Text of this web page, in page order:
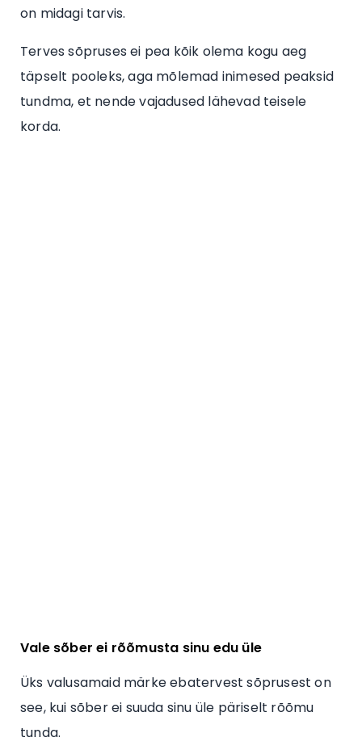
on midagi tarvis.
Terves sõpruses ei pea kõik olema kogu aeg
täpselt pooleks, aga mõlemad inimesed peaksid
tundma, et nende vajadused lähevad teisele
korda.
Vale sõber ei rõõmusta sinu edu üle
Üks valusamaid märke ebatervest sõprusest on
see, kui sõber ei suuda sinu üle päriselt rõõmu
tunda.